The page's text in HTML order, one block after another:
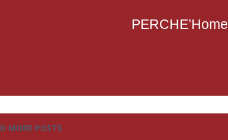
PERCHE’Home
MORE POSTS